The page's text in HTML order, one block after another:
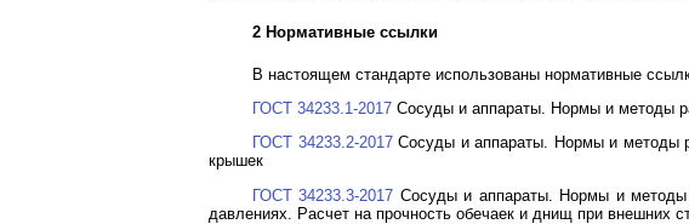
2 Нормативные ссылки
В настоящем стандарте использованы нормативные
ГОСТ 34233.1-2017 Сосуды и аппараты. Нормы и методы
ГОСТ 34233.2-2017Сосуды и аппараты. Нормы и методы
крышек
ГОСТ 34233.3-2017 Сосуды и аппараты. Нормы и методы
давлениях. Расчет на прочность обечаек и днищ при внешних